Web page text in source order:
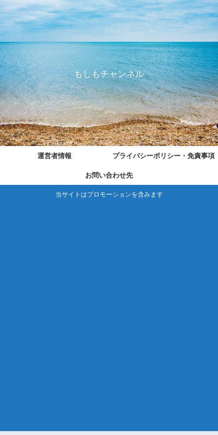
もしもチャンネル
運営者情報 プライバシーポリシー・免責事項
お問い合わせ先
当サイトはプロモーションを含みます